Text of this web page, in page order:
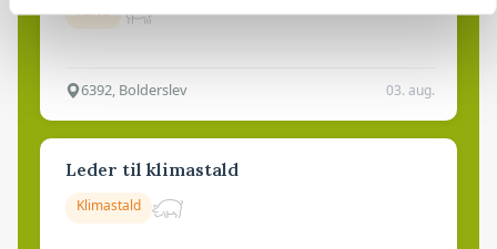
Kalve
6392, Bolderslev 03. aug.
Leder til klimastald
Klimastald